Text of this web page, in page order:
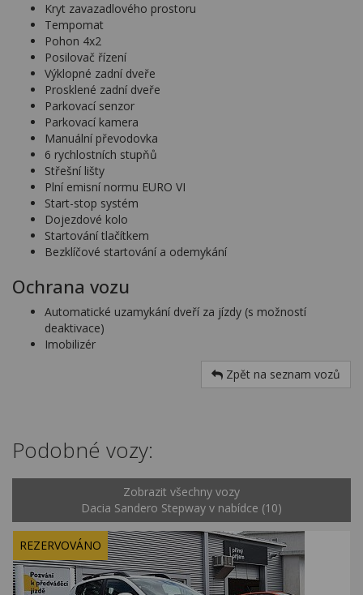
Kryt zavazadlového prostoru
Tempomat
Pohon 4x2
Posilovač řízení
Výklopné zadní dveře
Prosklené zadní dveře
Parkovací senzor
Parkovací kamera
Manuální převodovka
6 rychlostních stupňů
Střešní lišty
Plní emisní normu EURO VI
Start-stop systém
Dojezdové kolo
Startování tlačítkem
Bezklíčové startování a odemykání
Ochrana vozu
Automatické uzamykání dveří za jízdy (s možností
deaktivace)
Imobilizér
Zpět na seznam vozů
Podobné vozy:
Zobrazit všechny vozy
Dacia Sandero Stepway v nabídce (10)
REZERVOVÁNO